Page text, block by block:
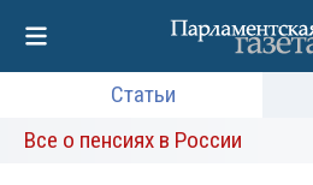
Статьи
Все о пенсиях в России